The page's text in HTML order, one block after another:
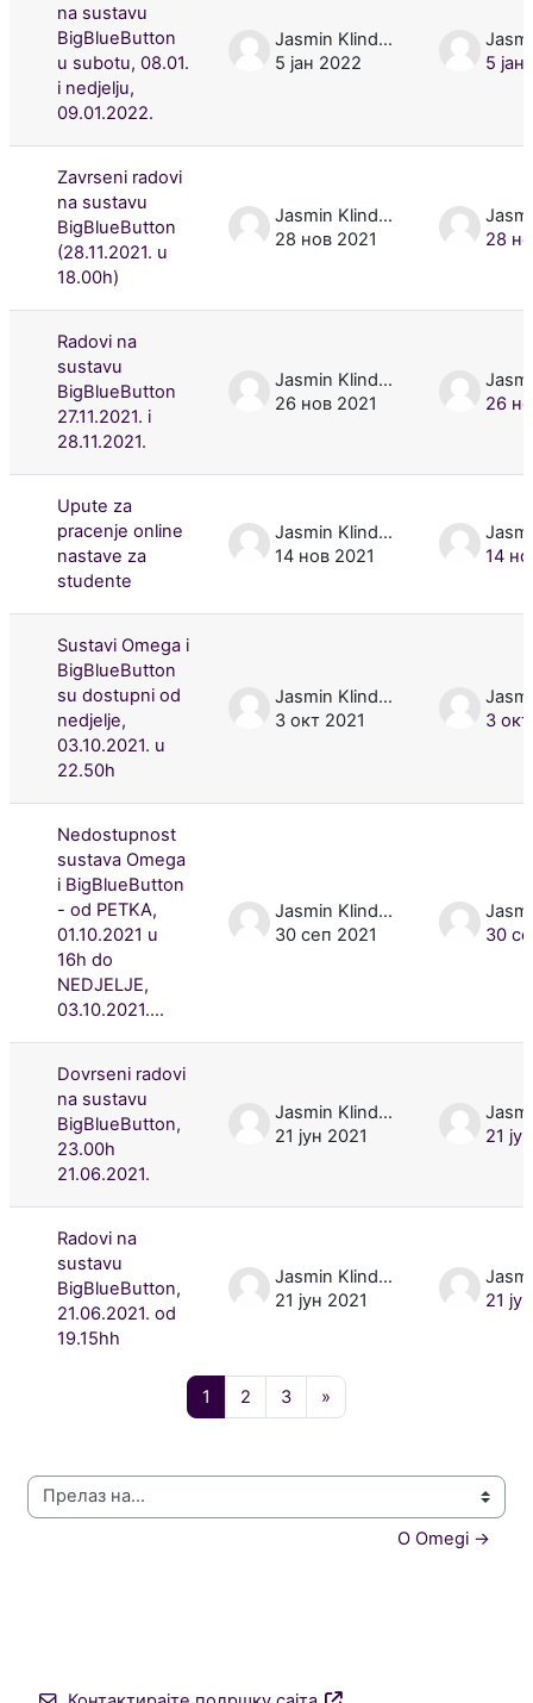
na sustavu
BigBlueButton
u subotu, 08.01.
i nedjelju,
09.01.2022.
Jasmin Klindžić
5 јан 2022
5
Zavrseni radovi
na sustavu
BigBlueButton
(28.11.2021. u
18.00h)
Jasmin Klindžić
28 нов 2021
28
Radovi na
sustavu
BigBlueButton
27.11.2021. i
28.11.2021.
Jasmin Klindžić
26 нов 2021
26
Upute za
pracenje online
nastave za
studente
Jasmin Klindžić
14 нов 2021
14
Sustavi Omega i
BigBlueButton
su dostupni od
nedjelje,
03.10.2021. u
22.50h
Jasmin Klindžić
3 окт 2021
3
Nedostupnost
sustava Omega
i BigBlueButton
- od PETKA,
01.10.2021 u
16h do
NEDJELJE,
03.10.2021....
Jasmin Klindžić
30 сеп 2021
30
Dovrseni radovi
na sustavu
BigBlueButton,
23.00h
21.06.2021.
Jasmin Klindžić
21 јун 2021
21
Radovi na
sustavu
BigBlueButton,
21.06.2021. od
19.15hh
Jasmin Klindžić
21 јун 2021
21
1 Страница 1
2 Страница 2
3Страница 3
»
Прелаз на...
O Omegi →